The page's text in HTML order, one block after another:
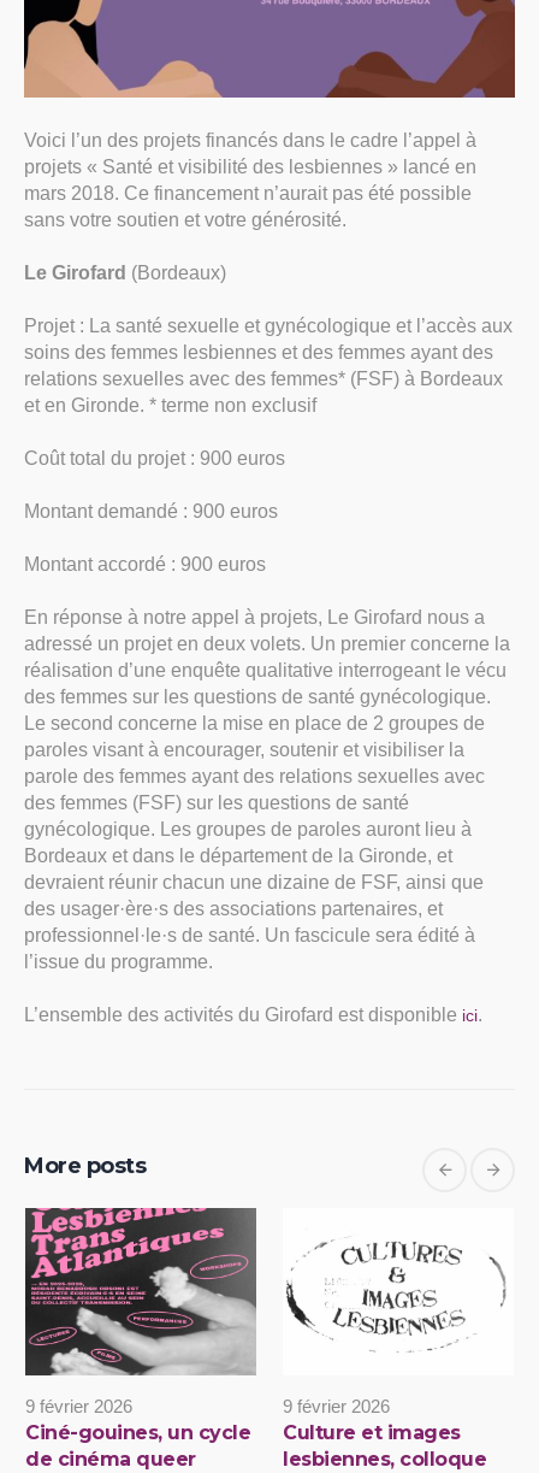
Voici l’un des projets financés dans le cadre l’appel à
projets « Santé et visibilité des lesbiennes » lancé en
mars 2018. Ce financement n’aurait pas été possible
sans votre soutien et votre générosité.
Le Girofard (Bordeaux)
Projet : La santé sexuelle et gynécologique et l’accès aux
soins des femmes lesbiennes et des femmes ayant des
relations sexuelles avec des femmes* (FSF) à Bordeaux
et en Gironde. * terme non exclusif
Coût total du projet : 900 euros
Montant demandé : 900 euros
Montant accordé : 900 euros
En réponse à notre appel à projets, Le Girofard nous a
adressé un projet en deux volets. Un premier concerne la
réalisation d’une enquête qualitative interrogeant le vécu
des femmes sur les questions de santé gynécologique.
Le second concerne la mise en place de 2 groupes de
paroles visant à encourager, soutenir et visibiliser la
parole des femmes ayant des relations sexuelles avec
des femmes (FSF) sur les questions de santé
gynécologique. Les groupes de paroles auront lieu à
Bordeaux et dans le département de la Gironde, et
devraient réunir chacun une dizaine de FSF, ainsi que
des usager·ère·s des associations partenaires, et
professionnel·le·s de santé. Un fascicule sera édité à
l’issue du programme.
L’ensemble des activités du Girofard est disponible ici.
More posts
9 février 2026
Ciné-gouines, un cycle
de cinéma queer
9 février 2026
Culture et images
lesbiennes, colloque